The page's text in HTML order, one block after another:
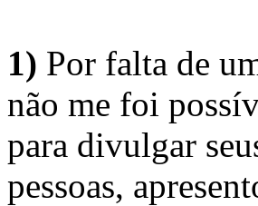
1) Por falta de
não me foi
para divulgar
pessoas,